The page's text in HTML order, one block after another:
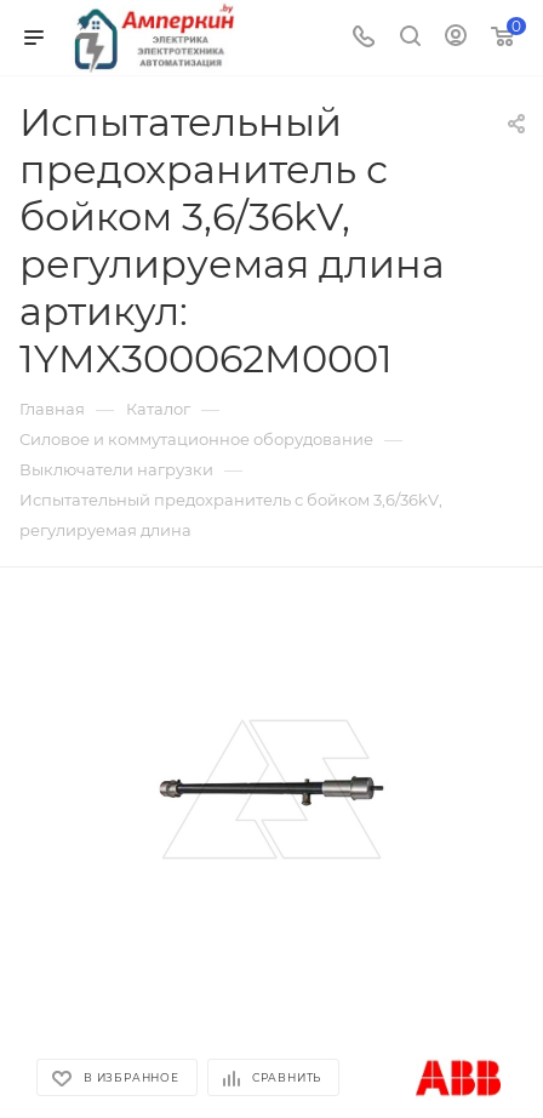
0
Испытательный
предохранитель с
бойком 3,6/36kV,
регулируемая длина
артикул:
1YMX300062M0001
Главная — Каталог —
Силовое и коммутационное оборудование —
Выключатели нагрузки —
Испытательный предохранитель с бойком 3,6/36kV,
регулируемая длина
В ИЗБРАННОЕ СРАВНИТЬ